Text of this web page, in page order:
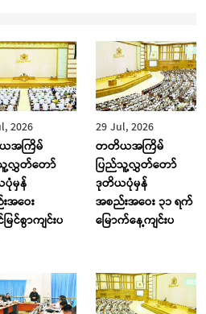
2026
အကြိမ်
လွှတ်တော်
မှန်
အဝေး
ြင်စွာကျင်းပ
29 Jul, 2026
တတိယအကြိမ်
ပြည်သူ့လွှတ်တော်
ဒုတိယပုံမှန်
အစည်းအဝေး ၃၁ ရက်
မြောက်နေ့ကျင်းပ